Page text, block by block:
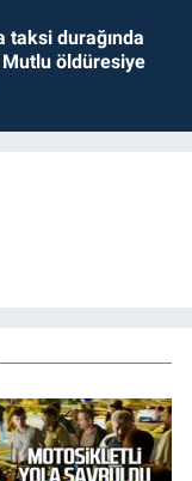
taksi durağında
öldüresiye